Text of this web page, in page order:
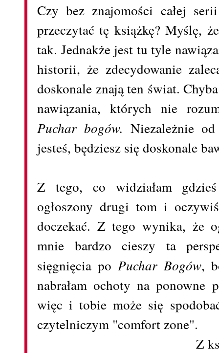
Czy bez znajomości całej
przeczytać tę książkę? Myślę,
tak. Jednakże jest tu tyle
historii, że zdecydowanie
doskonale znają ten świat.
nawiązania, których nie
Puchar bogów. Niezależnie
jesteś, będziesz się doskonale
Z tego, co widziałam
ogłoszony drugi tom i
doczekać. Z tego wynika, że
mnie bardzo cieszy ta
sięgnięcia poPuchar Bogów,
nabrałam ochoty na ponowne
więc i tobie może się
czytelniczym "comfort zone".
Z